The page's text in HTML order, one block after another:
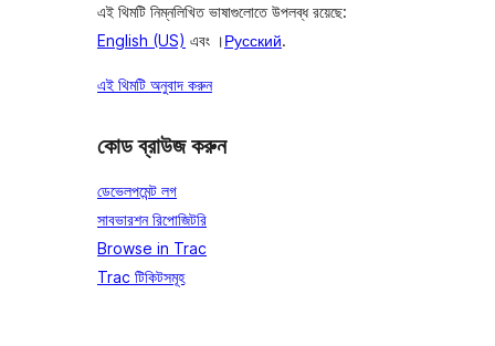
এই থিমটি নিম্নলিখিত ভাষাগুলোতে উপলব্ধ রয়েছে:
English (US) এবং ।Русский.
এই থিমটি অনুবাদ করুন
কোড ব্রাউজ করুন
ডেভেলপমেন্ট লগ
সাবভারশন রিপোজিটরি
Browse in Trac
Trac টিকিটসমূহ